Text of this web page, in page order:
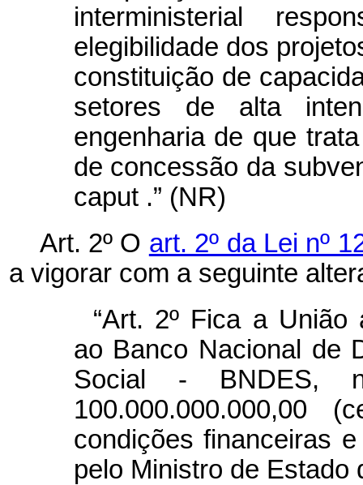
interministerial
elegibilidade dos
constituição de
setores de alta
engenharia de que
de concessão da
caput .” (NR)
Art. 2º O art. 2º da Lei nº
a vigorar com a seguinte
“Art. 2º Fica a
ao Banco Nacional de
Social - BNDES,
100.000.000.000,00
condições financeiras
pelo Ministro de Estado